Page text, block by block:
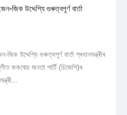
জিক উদ্দেশ্যি গুৰুত্বপূৰ্ণ বাৰ্তা
উদ্দেশ্যি গুৰুত্বপূৰ্ণ বাৰ্তা প্ৰধানমন্ত্ৰীৰ
ককৰোচ জনতা পাৰ্টি (চিজেপি)ৰ